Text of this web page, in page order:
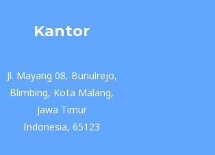
Kantor
Jl. Mayang 08, Bunulrejo,
Blimbing, Kota Malang,
Jawa Timur
Indonesia, 65123